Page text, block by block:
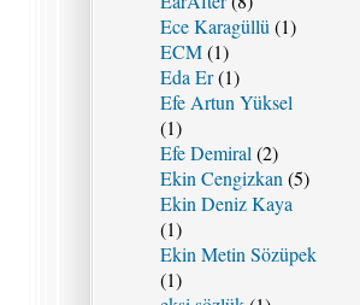
Ece Karagüllü (1)
ECM(1)
Eda Er(1)
Efe Artun Yüksel
(1)
Efe Demiral (2)
Ekin Cengizkan (5)
Ekin Deniz Kaya
(1)
Ekin Metin Sözüpek
(1)